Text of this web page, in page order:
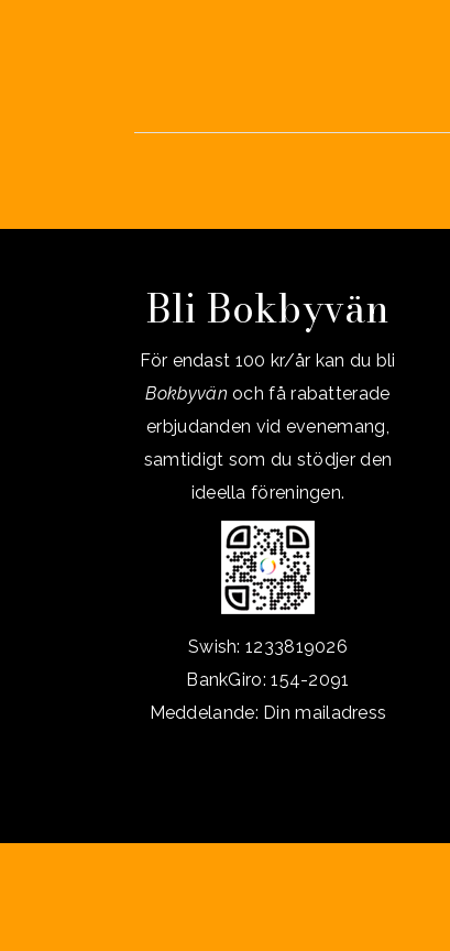
Bli Bokbyvän
För endast 100 kr/år kan du bli
Bokbyvän och få rabatterade
erbjudanden vid evenemang,
samtidigt som du stödjer den
ideella föreningen.
Swish: 1233819026
BankGiro: 154-2091
Meddelande: Din mailadress